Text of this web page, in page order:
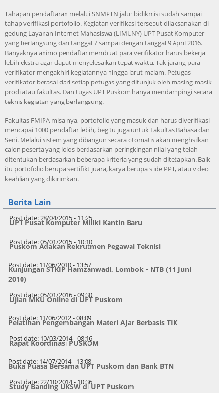
Tahapan pendaftaran melalui SNMPTN jalur bidikmisi sudah sampai
tahap verifikasi portofolio. Kegiatan verifikasi tersebut dilaksanakan di
gedung Layanan Internet Mahasiswa (LIMUNY) UPT Pusat Komputer
yang berlangsung dari tanggal 7 sampai dengan tanggal 9 April 2016.
Banyaknya animo pendaftar membuat para verifikator harus bekerja
lebih ekstra agar dapat menyelesaikan tepat waktu. Tak jarang para
verifikator mengakhiri kegiatannya hingga larut malam. Petugas
verifikator berasal dari setiap petugas yang ditunjuk oleh masing-masik
prodi atau fakultas. Dan tugas UPT Puskom hanya mendampingi secara
teknis kegiatan yang berlangsung.
Fakultas FMIPA misalnya, portofolio yang masuk dan harus diverifikasi
mencapai 1000 pendaftar lebih, begitu juga untuk Fakultas Bahasa dan
Seni. Melalui sistem yang dibangun secara otomatis akan menghsilkan
calon peserta yang lolos berdasarkan peringkingan nilai yang telah
ditentukan berdasarkan beberapa kriteria yang sudah ditetapkan. Baik
itu portofolio berupa sertifikt juara, karya berupa slide PPT, atau video
keahlian yang dikirimkan.
Berita Lain
Post date:28/04/2015 - 11:25
UPT Pusat Komputer Miliki Kantin Baru
Post date:05/01/2015 - 10:10
Puskom Adakan Rekrutmen Pegawai Teknisi
Post date: 11/06/2010 - 13:57
Kunjungan STKIP Hamzanwadi, Lombok - NTB (11 Juni
2010)
Post date:05/01/2016 - 09:30
Ujian MKU Online di UPT Puskom
Post date: 11/06/2012 - 08:09
Pelatihan Pengembangan Materi AJar Berbasis TIK
Post date: 10/03/2014 - 08:16
Rapat Koordinasi PUSKOM
Post date: 14/07/2014 - 13:08
Buka Puasa Bersama UPT Puskom dan Bank BTN
Post date:22/10/2014 - 10:36
Study Banding UKSW di UPT Puskom